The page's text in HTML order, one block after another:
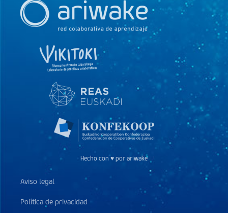
Hecho con ♥ por ariwake
Aviso legal
Política de privacidad